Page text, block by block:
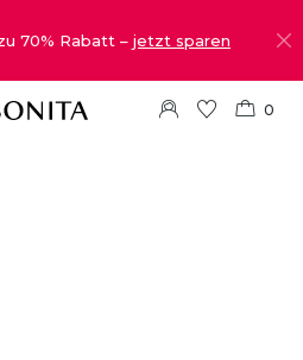
70% Rabatt – jetzt sparen
0